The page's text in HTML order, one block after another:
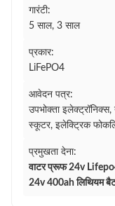
गारंटी:
5 साल, 3 साल
प्रकार:
LiFePO4
आवेदन पत्र:
उपभोक्ता
स्कूटर, इलेक्ट्रिक
प्रमुखता देना:
वाटर प्रूफ 24v
24v 400ah लिथियम